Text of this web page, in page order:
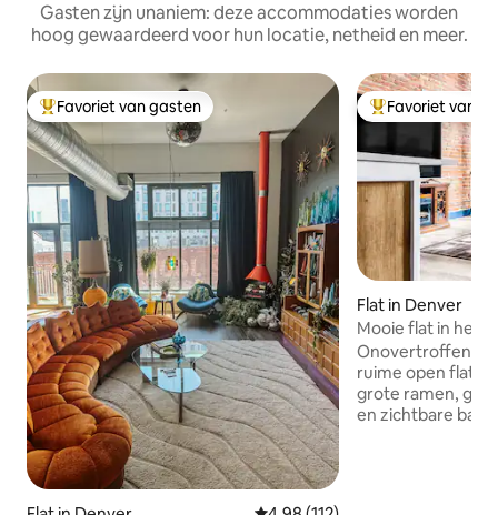
Gasten zijn unaniem: deze accommodaties worden
hoog gewaardeerd voor hun locatie, netheid en meer.
Topfavoriet van gasten
Favoriet van gasten Topfavoriet van
Favoriet van
Flat in Denver
Mooie flat in het
alles
Onovertroffen
ruime open flat
grote ramen,
en zichtbare